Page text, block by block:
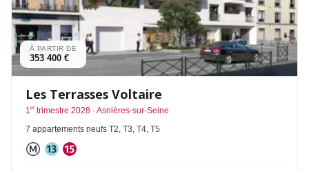
À PARTIR DE
353 400 €
Les Terrasses Voltaire
1 ertrimestre 2028 · Asnières-sur-Seine
7 appartements neufs T2, T3, T4, T5